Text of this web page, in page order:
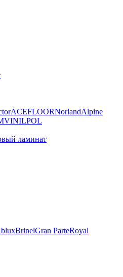
ACEFLOORNorlandAlpine
VINILPOL
ламинат
BrinelGran ParteRoyal